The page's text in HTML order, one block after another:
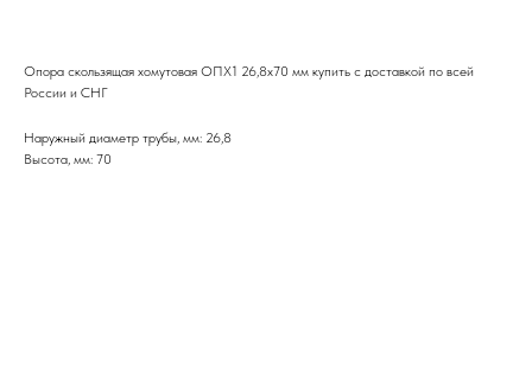
Опора скользящая хомутовая ОПХ1 26,8х70 мм купить с доставкой по всей
России и СНГ
Наружный диаметр трубы, мм: 26,8
Высота, мм: 70